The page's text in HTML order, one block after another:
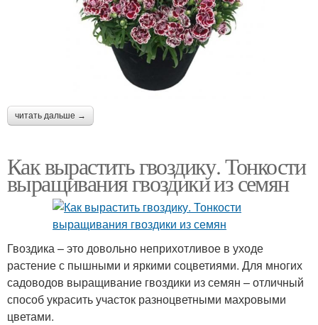
читать дальше →
Как вырастить гвоздику. Тонкости
выращивания гвоздики из семян
Гвоздика – это довольно неприхотливое в уходе
растение с пышными и яркими соцветиями. Для многих
садоводов выращивание гвоздики из семян – отличный
способ украсить участок разноцветными махровыми
цветами.